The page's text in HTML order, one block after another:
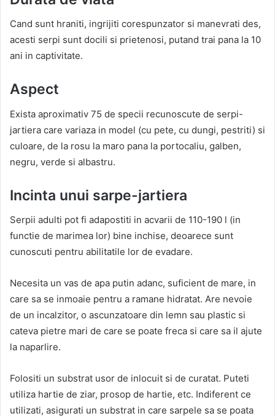
Cand sunt hraniti, ingrijiti corespunzator si manevrati des,
acesti serpi sunt docili si prietenosi, putand trai pana la 10
ani in captivitate.
Aspect
Exista aproximativ 75 de specii recunoscute de serpi-
jartiera care variaza in model (cu pete, cu dungi, pestriti) si
culoare, de la rosu la maro pana la portocaliu, galben,
negru, verde si albastru.
Incinta unui sarpe-jartiera
Serpii adulti pot fi adapostiti in acvarii de 110-190 l (in
functie de marimea lor) bine inchise, deoarece sunt
cunoscuti pentru abilitatile lor de evadare.
Necesita un vas de apa putin adanc, suficient de mare, in
care sa se inmoaie pentru a ramane hidratat. Are nevoie
de un incalzitor, o ascunzatoare din lemn sau plastic si
cateva pietre mari de care se poate freca si care sa il ajute
la naparlire.
Folositi un substrat usor de inlocuit si de curatat. Puteti
utiliza hartie de ziar, prosop de hartie, etc. Indiferent ce
utilizati, asigurati un substrat in care sarpele sa se poata